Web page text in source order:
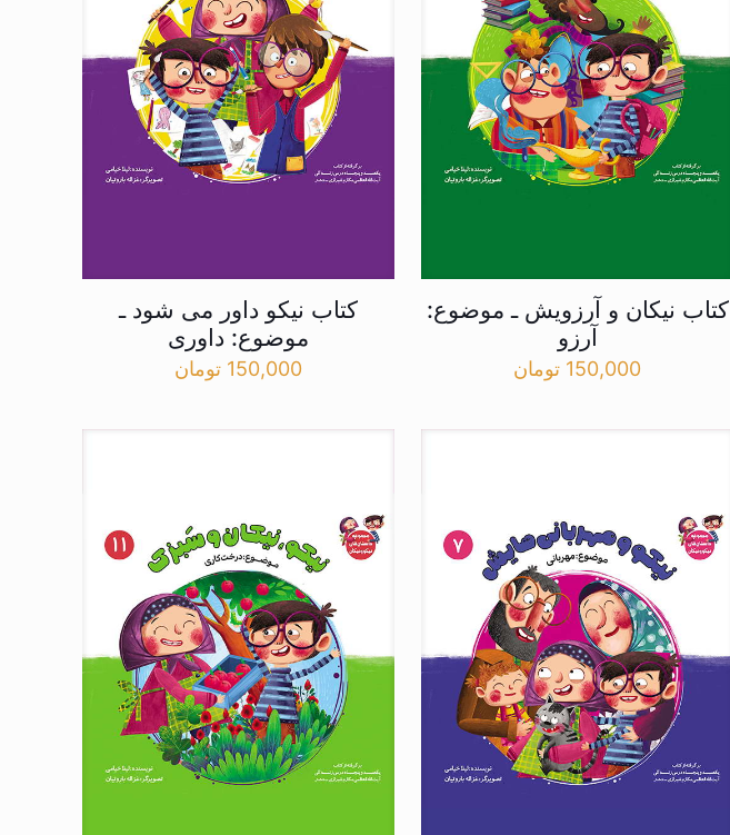
کتاب نیکان و آرزویش ـ موضوع:
آرزو
150,000 تومان
کتاب نیکو داور می شود ـ
موضوع: داوری
150,000 تومان